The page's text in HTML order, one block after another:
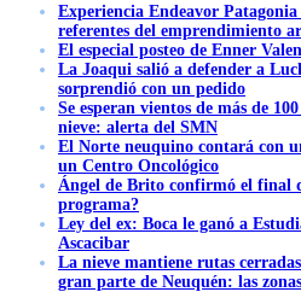
Experiencia Endeavor
referentes del emprendimiento
El especial posteo de Enner
La Joaqui salió a defender a
sorprendió con un pedido
Se esperan vientos de más de
nieve: alerta del SMN
El Norte neuquino contará con
un Centro Oncológico
Ángel de Brito confirmó el final
programa?
Ley del ex: Boca le ganó a
Ascacibar
La nieve mantiene rutas
gran parte de Neuquén: las